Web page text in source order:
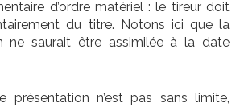
d’ordre matériel : le tireur doit
du titre. Notons ici que la
ne saurait être assimilée à la date
présentation n’est pas sans limite,